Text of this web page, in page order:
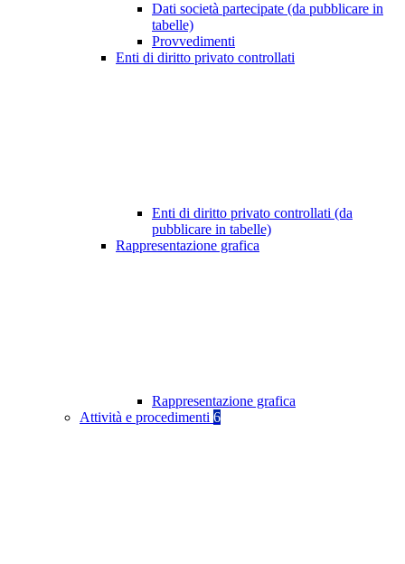
Dati società partecipate (da pubblicare in
tabelle)
Provvedimenti
Enti di diritto privato controllati
Enti di diritto privato controllati (da
pubblicare in tabelle)
Rappresentazione grafica
Rappresentazione grafica
Attività e procedimenti 6